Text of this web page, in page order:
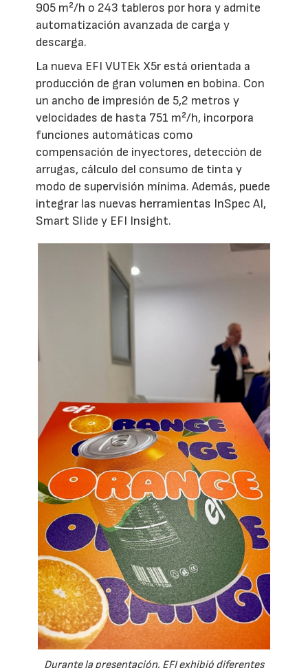
905 m²/h o 243 tableros por hora y admite
automatización avanzada de carga y
descarga.
La nueva EFI VUTEk X5r está orientada a
producción de gran volumen en bobina. Con
un ancho de impresión de 5,2 metros y
velocidades de hasta 751 m²/h, incorpora
funciones automáticas como
compensación de inyectores, detección de
arrugas, cálculo del consumo de tinta y
modo de supervisión mínima. Además, puede
integrar las nuevas herramientas InSpec AI,
Smart Slide y EFI Insight.
Durante la presentación, EFI exhibió diferentes